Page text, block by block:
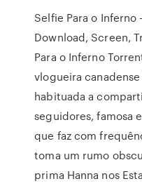
Selfie Para o Inferno
Download, Screen,
Para o Inferno
vlogueira
habituada a
seguidores, famosa
que faz com
toma um rumo
prima Hanna nos